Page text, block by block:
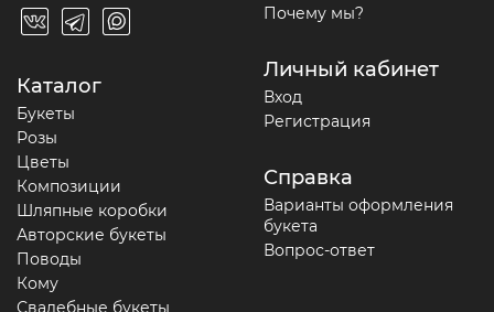
Каталог
Букеты
Розы
Цветы
Композиции
Шляпные коробки
Авторские букеты
Поводы
Кому
Свадебные букеты
Почему мы?
Личный кабинет
Вход
Регистрация
Справка
Варианты оформления
букета
Вопрос-ответ